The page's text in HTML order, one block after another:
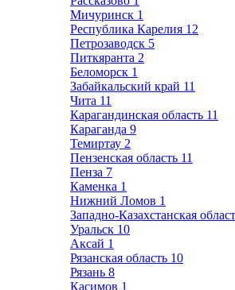
Мичуринск 1
Республика Карелия 12
Петрозаводск 5
Питкяранта 2
Беломорск 1
Забайкальский край 11
Чита 11
Карагандинская область 11
Караганда 9
Темиртау 2
Пензенская область 11
Пенза 7
Каменка 1
Нижний Ломов 1
Западно-Казахстанская
Уральск 10
Аксай 1
Рязанская область 10
Рязань 8
Касимов 1